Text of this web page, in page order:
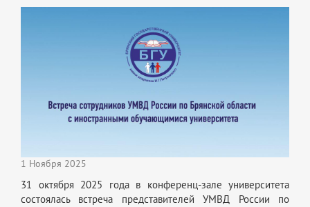
1 Ноября 2025
31 октября 2025 года в конференц-зале университета
состоялась встреча представителей УМВД России по